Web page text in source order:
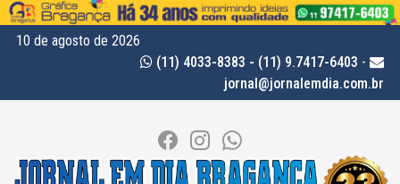
10 de agosto de 2026
(11) 4033-8383 - (11) 9.7417-6403 -
jornal@jornalemdia.com.br